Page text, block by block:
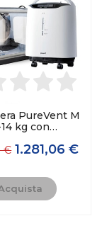
PureVent M
kg con
5A
€ 1.281,06 €